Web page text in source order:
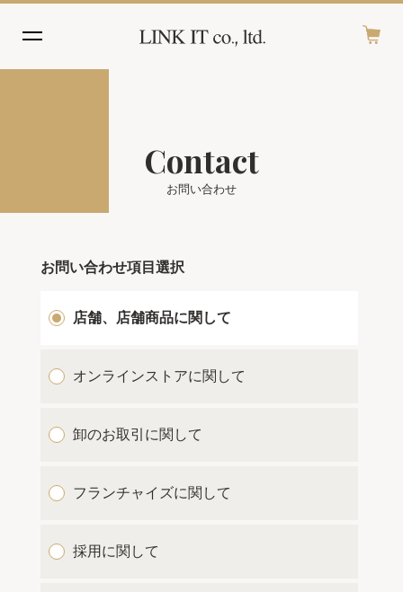
Contact
お問い合わせ
お問い合わせ項目選択
店舗、店舗商品に関して
オンラインストアに関して
卸のお取引に関して
フランチャイズに関して
採用に関して